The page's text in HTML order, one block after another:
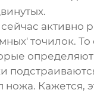
активно
точилок. То
определяют
ножа. Кажется,